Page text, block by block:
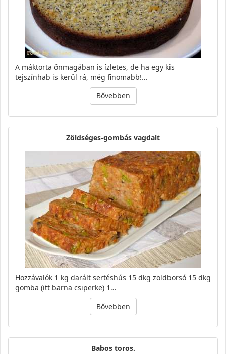
A máktorta önmagában is ízletes, de ha egy kis
tejszínhab is kerül rá, még finomabb!…
Bővebben
Zöldséges-gombás vagdalt
Hozzávalók 1 kg darált sertéshús 15 dkg zöldborsó 15 dkg
gomba (itt barna csiperke) 1…
Bővebben
Babos toros.